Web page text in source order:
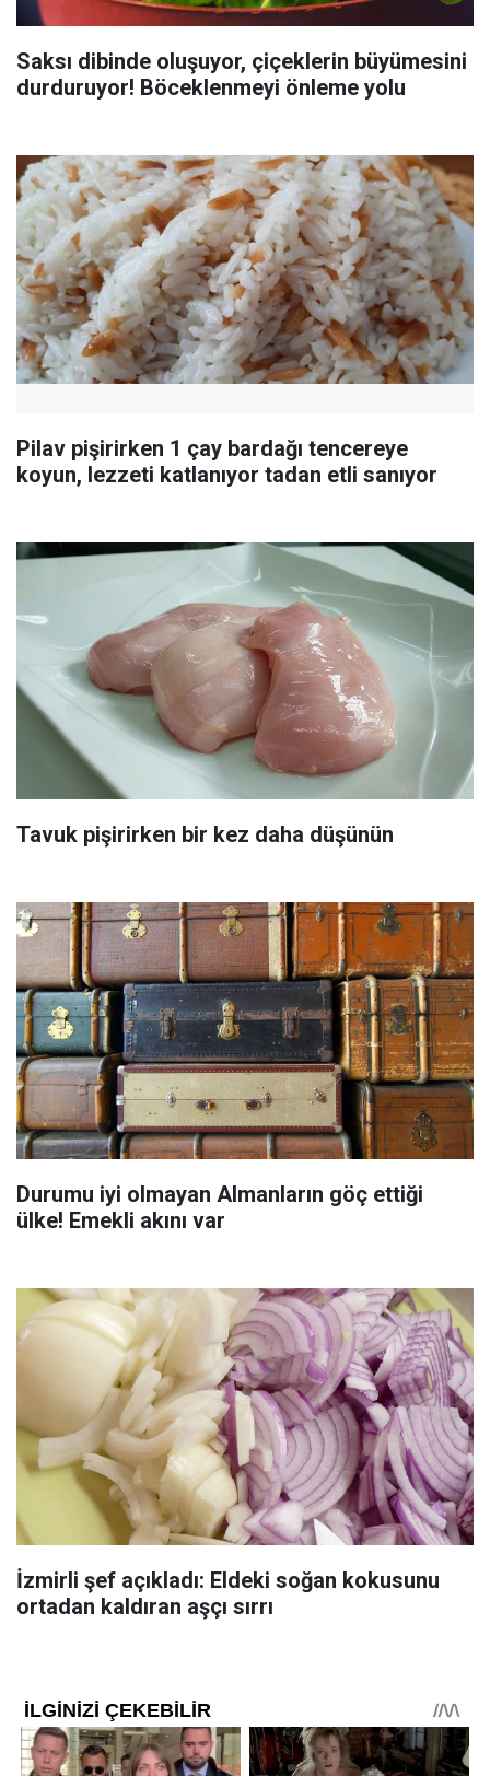
Saksı dibinde oluşuyor, çiçeklerin büyümesini
durduruyor! Böceklenmeyi önleme yolu
Pilav pişirirken 1 çay bardağı tencereye
koyun, lezzeti katlanıyor tadan etli sanıyor
Tavuk pişirirken bir kez daha düşünün
Durumu iyi olmayan Almanların göç ettiği
ülke! Emekli akını var
İzmirli şef açıkladı: Eldeki soğan kokusunu
ortadan kaldıran aşçı sırrı